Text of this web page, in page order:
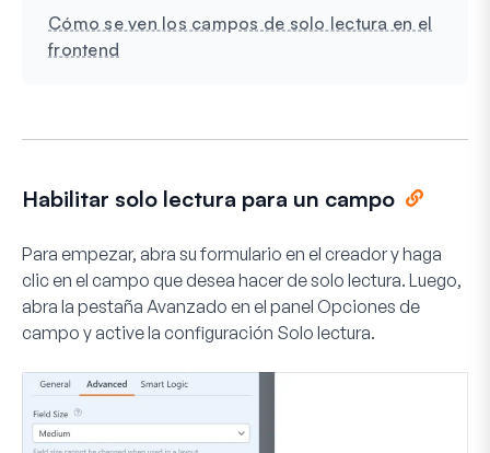
Cómo se ven los campos de solo lectura en el
frontend
Habilitar solo lectura para un campo
Para empezar, abra su formulario en el creador y haga
clic en el campo que desea hacer de solo lectura. Luego,
abra la pestaña Avanzado en el panel Opciones de
campo y active la configuración Solo lectura.